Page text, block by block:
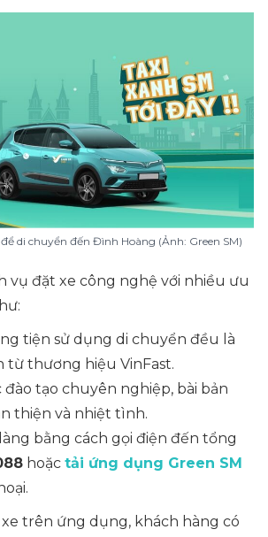
di chuyển đến Đình Hoàng (Ảnh: Green SM)
vụ đặt xe công nghệ với nhiều ưu
tiện sử dụng di chuyển đều là
từ thương hiệu VinFast.
đào tạo chuyên nghiệp, bài bản
thiện và nhiệt tình.
bằng cách gọi điện đến tổng
hoặc tải ứng dụng Green SM
xe trên ứng dụng, khách hàng có